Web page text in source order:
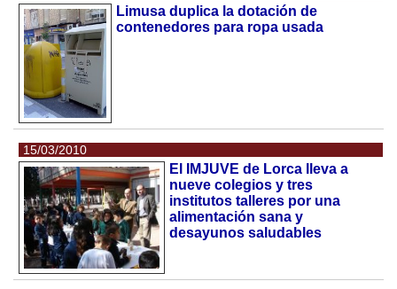
Limusa duplica la dotación de
contenedores para ropa usada
15/03/2010
El IMJUVE de Lorca lleva a
nueve colegios y tres
institutos talleres por una
alimentación sana y
desayunos saludables